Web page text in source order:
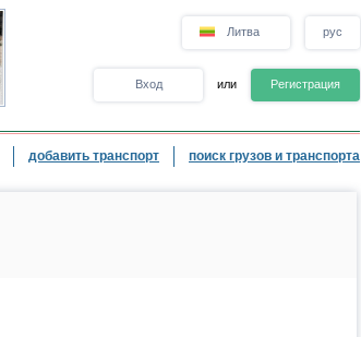
Литва рус
Вход или Регистрация
добавить транспорт поиск грузов и транспорта